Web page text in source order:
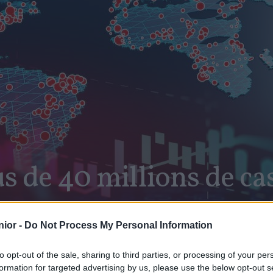
- Do Not Process My Personal Information
opt-out of the sale, sharing to third parties, or processing of your
for targeted advertising by us, please use the below opt-out
de 40 millions de